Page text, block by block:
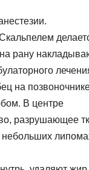
рану
на
В центре
разрушающее
небольших